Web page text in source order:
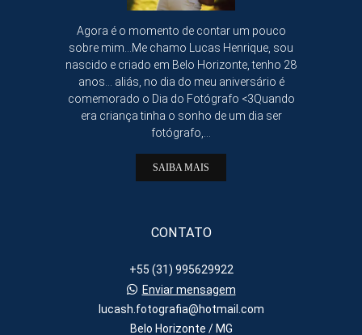
Agora é o momento de contar um pouco
sobre mim...Me chamo Lucas Henrique, sou
nascido e criado em Belo Horizonte, tenho 28
anos... aliás, no dia do meu aniversário é
comemorado o Dia do Fotógrafo <3Quando
era criança tinha o sonho de um dia ser
fotógrafo,...
SAIBA MAIS
CONTATO
+55 (31) 995629922
Enviar mensagem
lucash.fotografia@hotmail.com
Belo Horizonte / MG